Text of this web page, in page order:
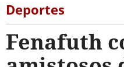
Deportes
Fenafuth